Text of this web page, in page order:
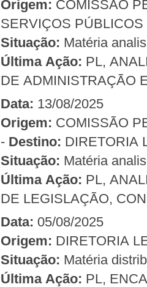
Origem:
Situação: Matéria
Última Ação: PL,
DE ADMINISTRAÇÃO
Data: 13/08/2025
Origem:
- Destino: DIRETORIA
Situação: Matéria
Última Ação: PL,
DE LEGISLAÇÃO,
Data: 05/08/2025
Origem:
Situação: Matéria
Última Ação: PL,